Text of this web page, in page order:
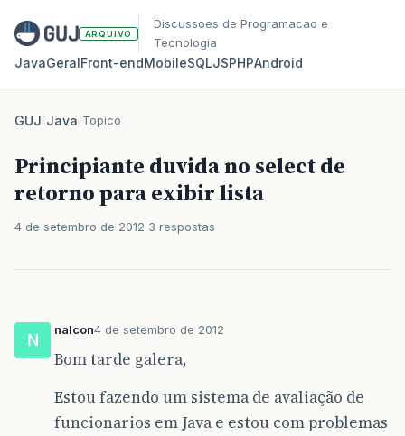
ARQUIVO
Discussoes de Programacao e
Tecnologia
JavaGeralFront‑endMobileSQLJSPHPAndroid
GUJ/Java/Topico
Principiante duvida no select de
retorno para exibir lista
4 de setembro de 2012 3 respostas
N
nalcon4 de setembro de 2012
Bom tarde galera,
Estou fazendo um sistema de avaliação de
funcionarios em Java e estou com problemas